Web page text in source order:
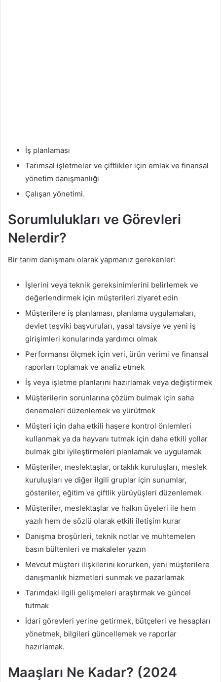
İş planlaması
Tarımsal işletmeler ve çiftlikler için emlak ve finansal
yönetim danışmanlığı
Çalışan yönetimi.
Sorumlulukları ve Görevleri
Nelerdir?
Bir tarım danışmanı olarak yapmanız gerekenler:
İşlerini veya teknik gereksinimlerini belirlemek ve
değerlendirmek için müşterileri ziyaret edin
Müşterilere iş planlaması, planlama uygulamaları,
devlet teşviki başvuruları, yasal tavsiye ve yeni iş
girişimleri konularında yardımcı olmak
Performansı ölçmek için veri, ürün verimi ve finansal
raporları toplamak ve analiz etmek
İş veya işletme planlarını hazırlamak veya değiştirmek
Müşterilerin sorunlarına çözüm bulmak için saha
denemeleri düzenlemek ve yürütmek
Müşteri için daha etkili haşere kontrol önlemleri
kullanmak ya da hayvanı tutmak için daha etkili yollar
bulmak gibi iyileştirmeleri planlamak ve uygulamak
Müşteriler, meslektaşlar, ortaklık kuruluşları, meslek
kuruluşları ve diğer ilgili gruplar için sunumlar,
gösteriler, eğitim ve çiftlik yürüyüşleri düzenlemek
Müşteriler, meslektaşlar ve halkın üyeleri ile hem
yazılı hem de sözlü olarak etkili iletişim kurar
Danışma broşürleri, teknik notlar ve muhtemelen
basın bültenleri ve makaleler yazın
Mevcut müşteri ilişkilerini korurken, yeni müşterilere
danışmanlık hizmetleri sunmak ve pazarlamak
Tarımdaki ilgili gelişmeleri araştırmak ve güncel
tutmak
İdari görevleri yerine getirmek, bütçeleri ve hesapları
yönetmek, bilgileri güncellemek ve raporlar
hazırlamak.
Maaşları Ne Kadar? (2024